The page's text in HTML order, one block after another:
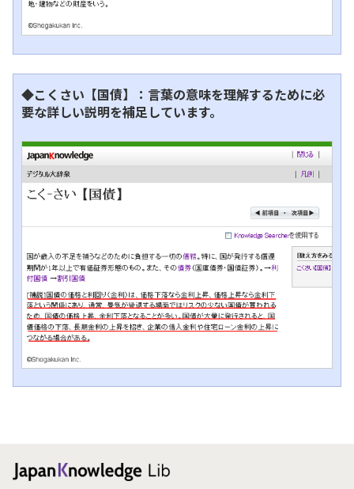
◆こくさい【国債】：言葉の意味を理解するために必
要な詳しい説明を補足しています。